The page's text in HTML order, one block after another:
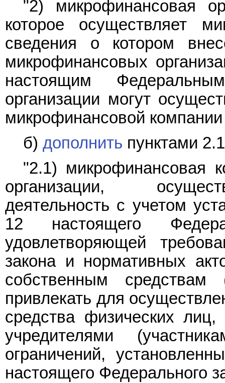
"2) микрофинансовая
которое осуществляет
сведения о котором
микрофинансовых
настоящим
организации могут
микрофинансовой
б) дополнить пунктами
"2.1) микрофинансовая
организации,
деятельность с учетом
12 настоящего
удовлетворяющей
закона и нормативных
собственным
привлекать для
средства физических
учредителями
ограничений,
настоящего Федерального